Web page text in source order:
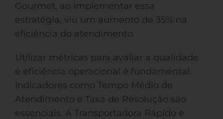
Gourmet, ao implementar essa
estratégia, viu um aumento de 35% na
eficiência do atendimento.
Utilizar métricas para avaliar a qualidade
e eficiência operacional é fundamental.
Indicadores como Tempo Médio de
Atendimento e Taxa de Resolução são
essenciais. A Transportadora Rápido e